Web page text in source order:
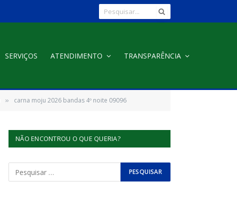
SERVIÇOS ATENDIMENTO TRANSPARÊNCIA
» carna moju 2026 bandas 4º noite 09096
NÃO ENCONTROU O QUE QUERIA?